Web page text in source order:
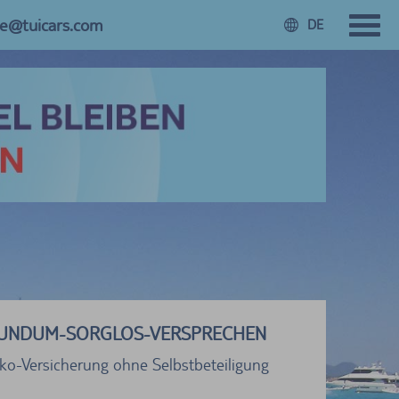
DE
SORGLOS-VERSPRECHEN
Versicherung ohne Selbstbeteiligung